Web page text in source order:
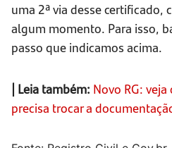
uma 2ª via desse certificado,
algum momento. Para isso,
passo que indicamos acima.
| Leia também: Novo RG:
precisa trocar a